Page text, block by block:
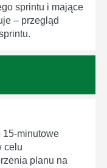
sprintu i mające
– przegląd
15-minutowe
celu
planu na